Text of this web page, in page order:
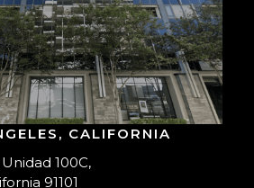
CALIFORNIA
100C,
91101